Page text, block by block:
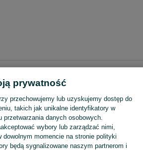
Zobacz
prywatność
przechowujemy lub uzyskujemy dostęp do
takich jak unikalne identyfikatory w
przetwarzania danych osobowych.
wybory lub zarządzać nimi,
dowolnym momencie na stronie polityki
będą sygnalizowane naszym partnerom i